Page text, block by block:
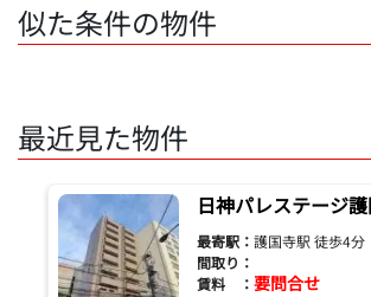
似た条件の物件
最近見た物件
日神パレステージ
最寄駅： 護国寺駅 徒歩4分
間取り：
賃料 ： 要問合せ